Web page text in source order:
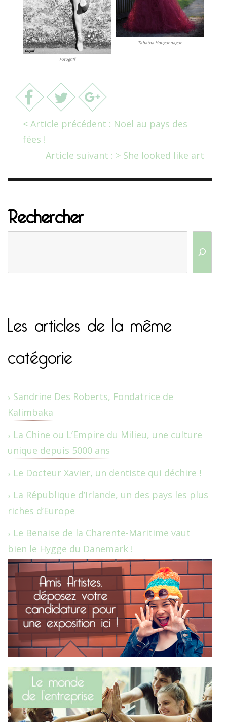
Fotogriff
Tabatha Houguenague
< Article précédent : Noël au pays des
fées !
Article suivant : > She looked like art
Rechercher
Les articles de la même
catégorie
Sandrine Des Roberts, Fondatrice de
Kalimbaka
La Chine ou L’Empire du Milieu, une culture
unique depuis 5000 ans
Le Docteur Xavier, un dentiste qui déchire !
La République d’Irlande, un des pays les plus
riches d’Europe
Le Benaise de la Charente-Maritime vaut
bien le Hygge du Danemark !